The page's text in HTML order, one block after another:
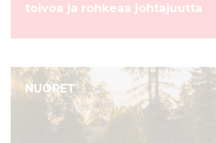
toivoa ja rohkeaa johtajuutta
NUORET